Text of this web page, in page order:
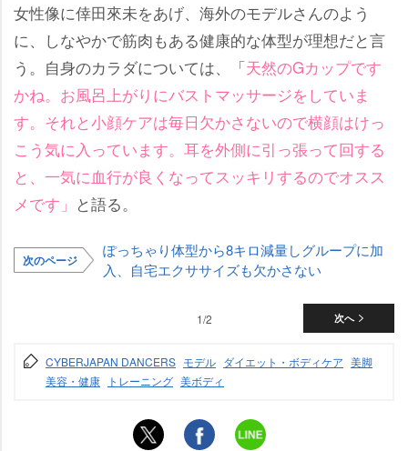
女性像に倖田來未をあげ、海外のモデルさんのよう
に、しなやかで筋肉もある健康的な体型が理想だと言
う。自身のカラダについては、「天然のGカップです
かね。お風呂上がりにバストマッサージをしていま
す。それと小顔ケアは毎日欠かさないので横顔はけっ
こう気に入っています。耳を外側に引っ張って回する
と、一気に血行が良くなってスッキリするのでオスス
メです」 と語る。
次のページ
ぽっちゃり体型から8キロ減量しグループに加
入、自宅エクササイズも欠かさない
次へ
1/2
CYBERJAPAN DANCERS モデル ダイエット・ボディケア 美脚
美容・健康
トレーニング 美ボディ